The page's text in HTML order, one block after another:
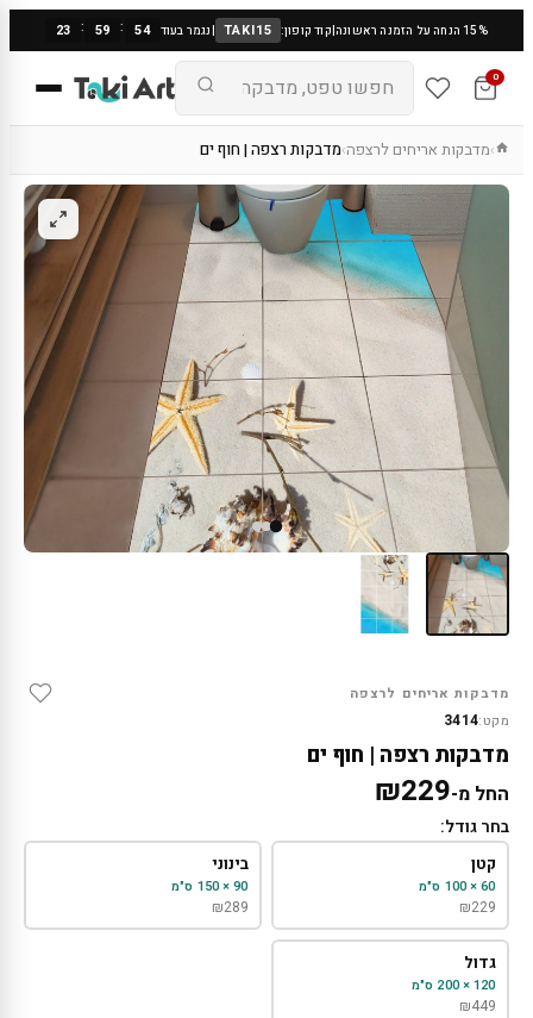
15% הנחה על הזמנה ראשונה |קוד קופון: TAKI15
|נגמר בעוד 23 : 59 : 53
0
›מדבקות אריחים לרצפה›מדבקות רצפה | חוף ים
מדבקות אריחים לרצפה
מקט:3414
מדבקות רצפה | חוף ים
החל מ- ₪229
בחר גודל:
קטן
60 × 100 ס"מ
₪229
בינוני
90 × 150 ס"מ
₪289
גדול
120 × 200 ס"מ
₪449